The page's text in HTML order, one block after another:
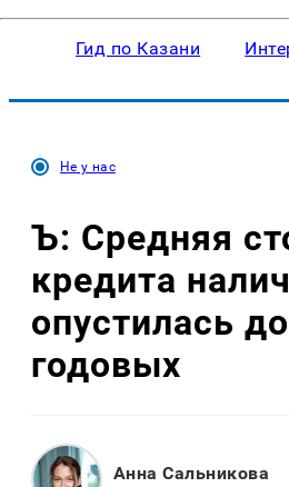
Гид по Казани
Не у нас
Ъ: Средняя
кредита
опустилась
годовых
Анна Сальникова